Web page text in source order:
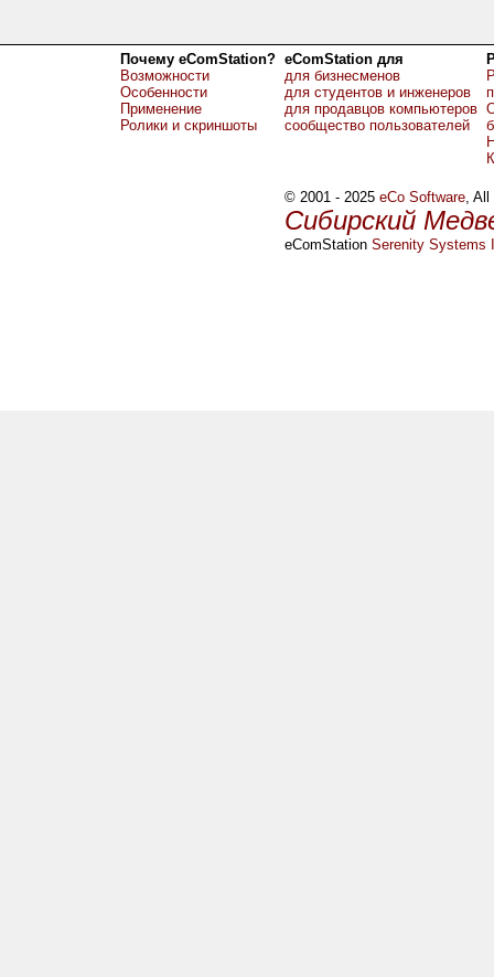
Почему eComStation?
Возможности
Особенности
Применение
Ролики и скриншоты
eComStation для
для бизнесменов
для студентов и инженеров
для продавцов компьютеров
сообщество пользователей
© 2001 - 2025eCo Software, All
Сибирский
eComStationSerenity Systems